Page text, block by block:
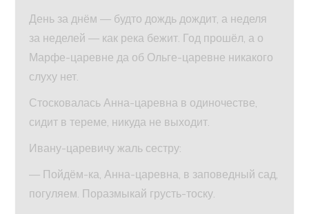
День за днём — будто дождь дождит, а неделя
за неделей — как река бежит. Год прошёл, а о
Марфе-царевне да об Ольге-царевне никакого
слуху нет.
Стосковалась Анна-царевна в одиночестве,
сидит в тереме, никуда не выходит.
Ивану-царевичу жаль сестру:
— Пойдём-ка, Анна-царевна, в заповедный сад,
погуляем. Поразмыкай грусть-тоску.